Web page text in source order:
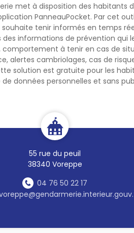
met à disposition des habitants
PanneauPocket. Par cet
souhaite tenir informés en temps
des informations de prévention qui
à tenir en cas de
alertes cambriolages, cas de
solution est gratuite pour les
données personnelles et sans
55 rue du peuil
38340 Voreppe
04 76 50 22 17